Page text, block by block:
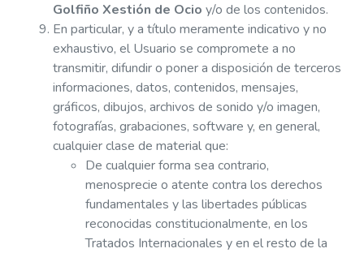
Golfiño Xestión de Ocio y/o de los contenidos.
En particular, y a título meramente indicativo y no
exhaustivo, el Usuario se compromete a no
transmitir, difundir o poner a disposición de terceros
informaciones, datos, contenidos, mensajes,
gráficos, dibujos, archivos de sonido y/o imagen,
fotografías, grabaciones, software y, en general,
cualquier clase de material que:
De cualquier forma sea contrario,
menosprecie o atente contra los derechos
fundamentales y las libertades públicas
reconocidas constitucionalmente, en los
Tratados Internacionales y en el resto de la